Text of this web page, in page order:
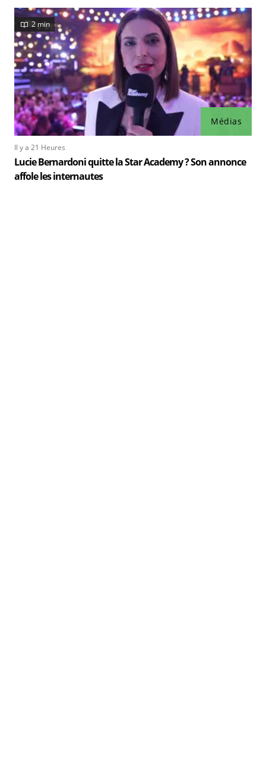
Médias
2 min
Il y a 21 Heures
Lucie Bernardoni quitte la Star Academy ? Son annonce
affole les internautes